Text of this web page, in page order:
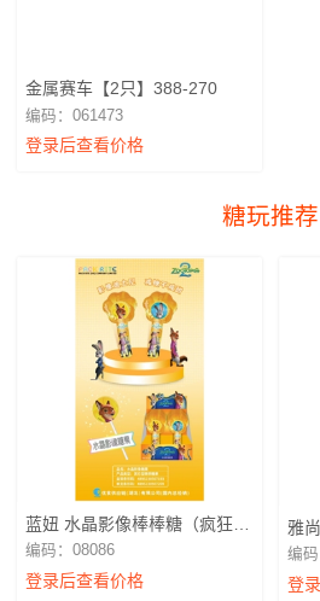
金属赛车【2只】388-270
编码：061473
登录后查看价格
糖玩推荐
蓝妞 水晶影像棒棒糖（疯狂动
物城2）1盒12支
编码：08086
登录后查看价格
雅
个）
编
登